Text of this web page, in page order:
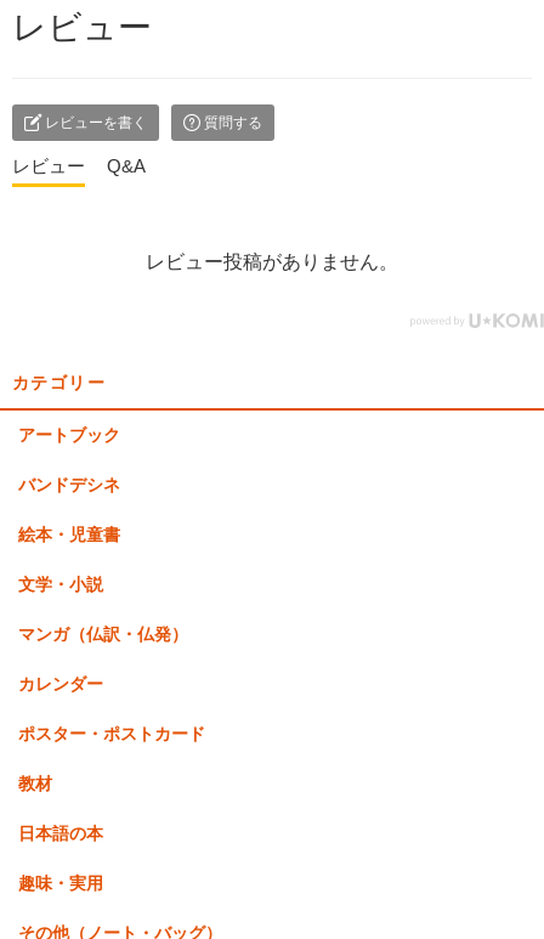
レビュー
レビューを書く 質問する
レビュー Q&A
レビュー投稿がありません。
カテゴリー
アートブック
バンドデシネ
絵本・児童書
文学・小説
マンガ（仏訳・仏発）
カレンダー
ポスター・ポストカード
教材
日本語の本
趣味・実用
その他（ノート・バッグ）